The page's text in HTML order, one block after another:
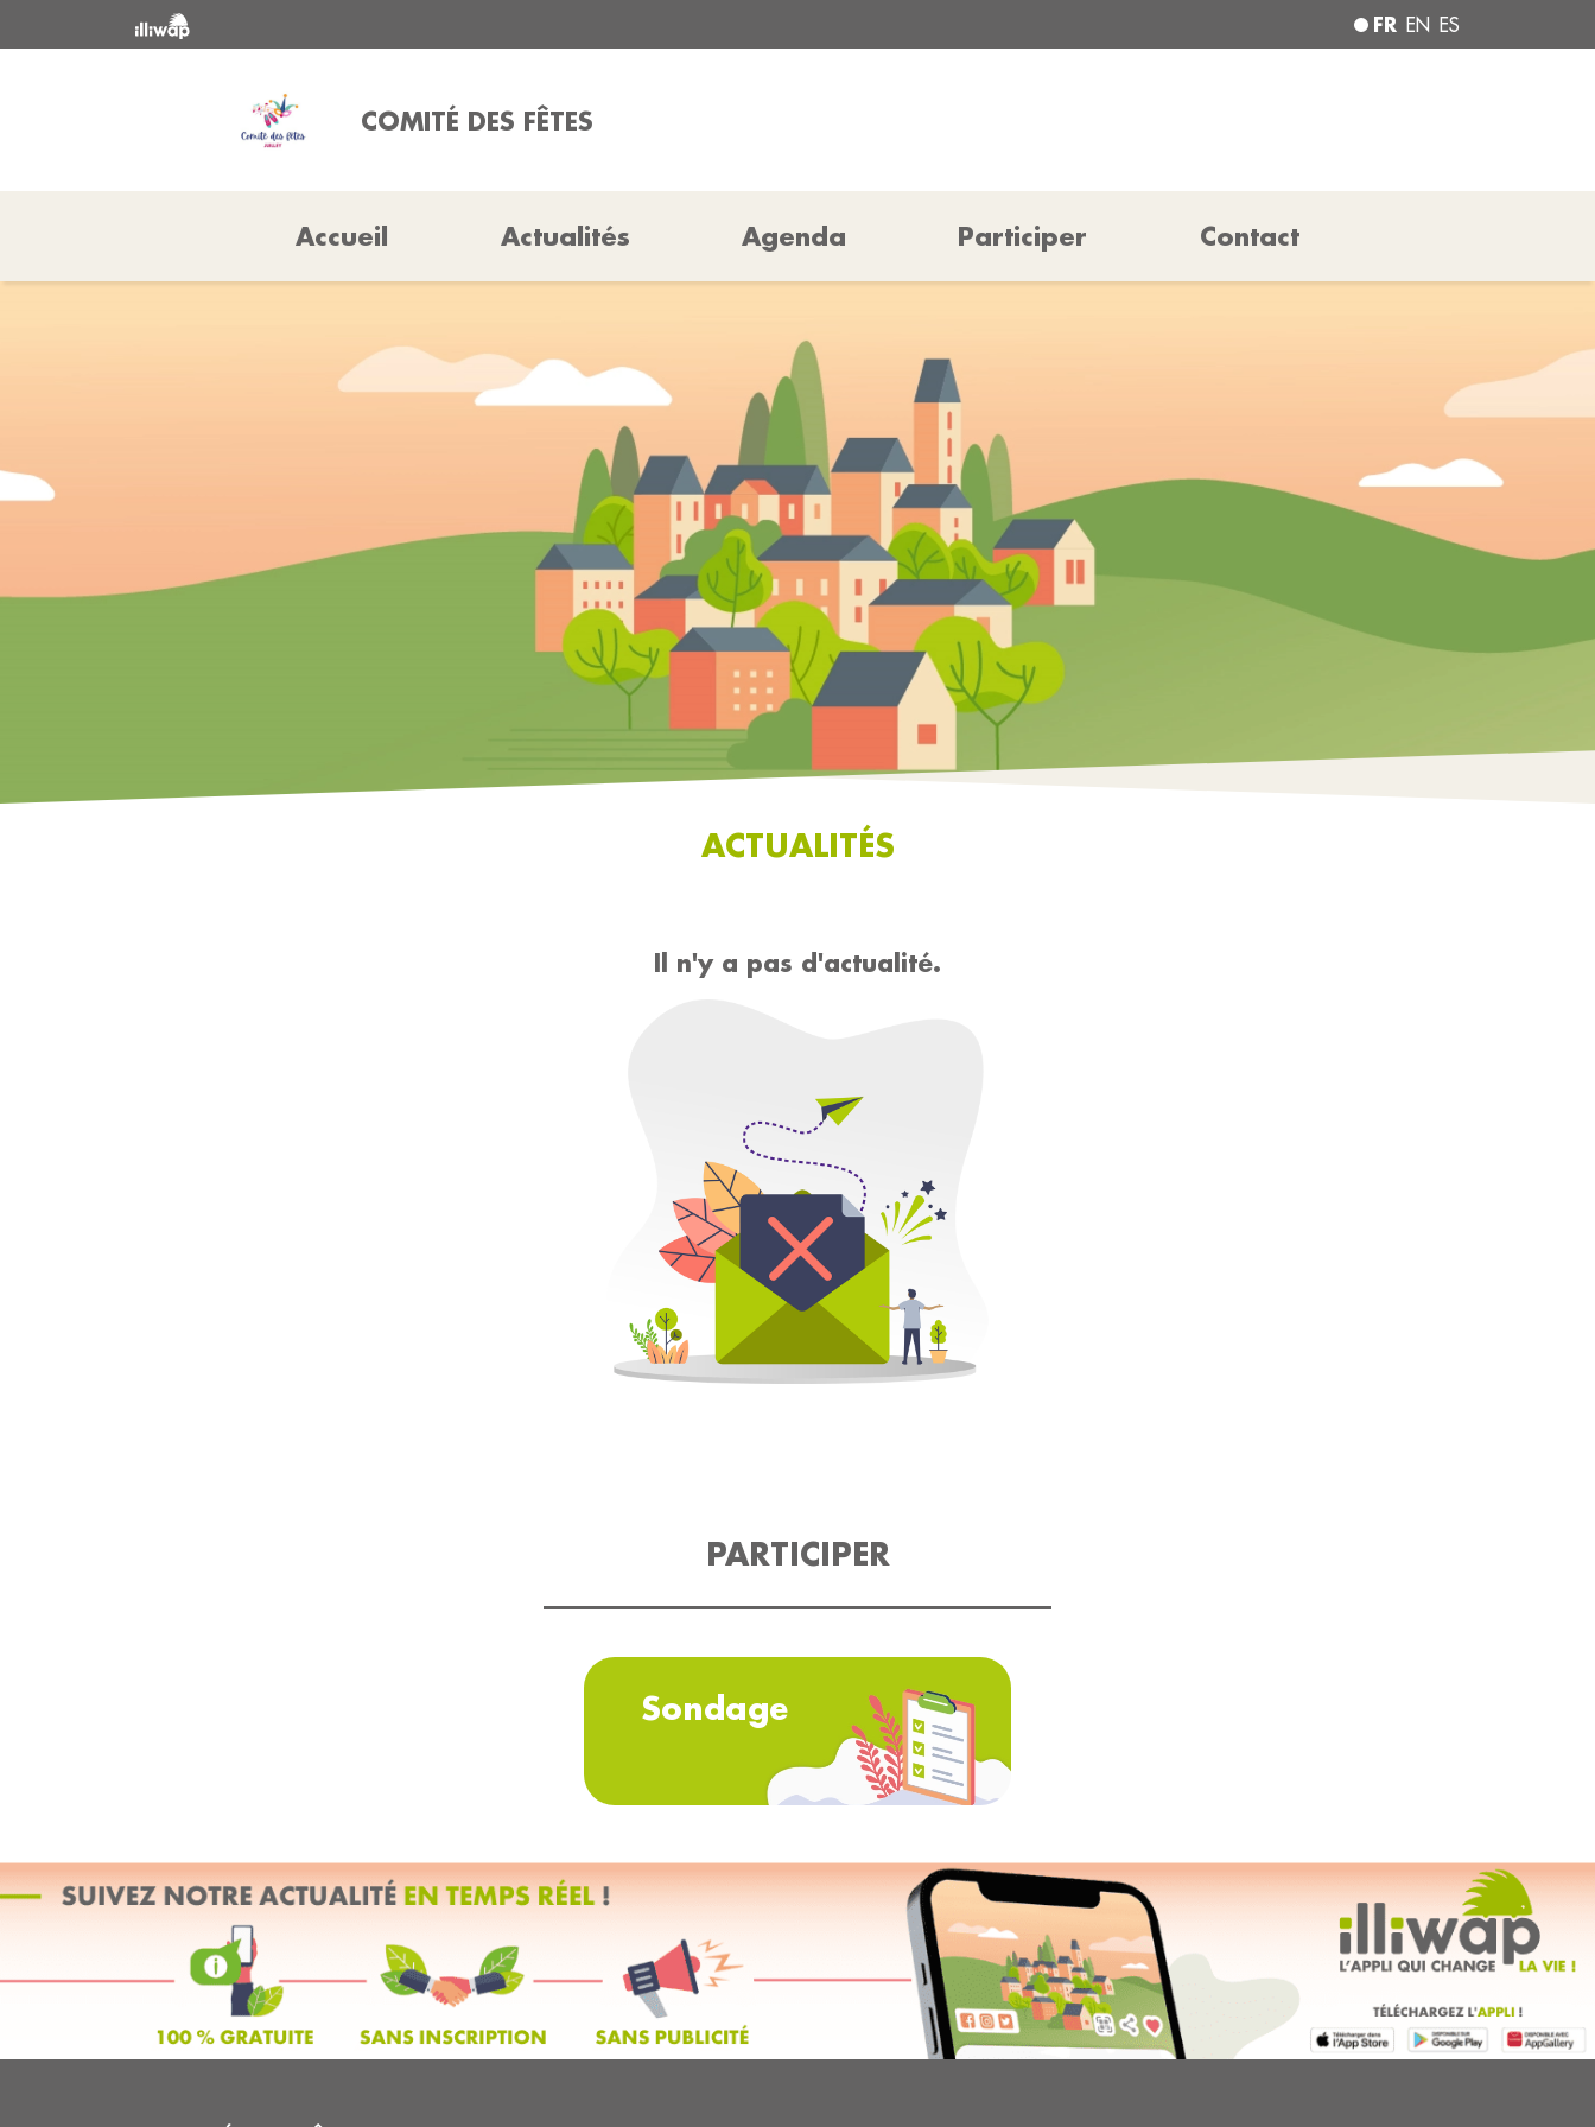
FR EN ES
COMITÉ DES FÊTES
Accueil Actualités Agenda Participer Contact
ACTUALITÉS
Il n'y a pas d'actualité.
PARTICIPER
Sondage